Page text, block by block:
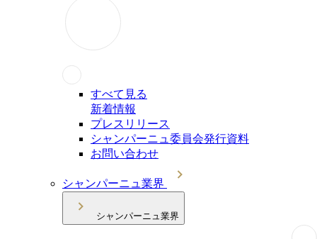
すべて見る
新着情報
プレスリリース
シャンパーニュ委員会発行資料
お問い合わせ
シャンパーニュ業界
シャンパーニュ業界